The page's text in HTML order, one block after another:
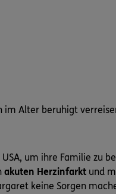
im Alter beruhigt
um ihre Familie zu
akuten Herzinfarkt und
keine Sorgen